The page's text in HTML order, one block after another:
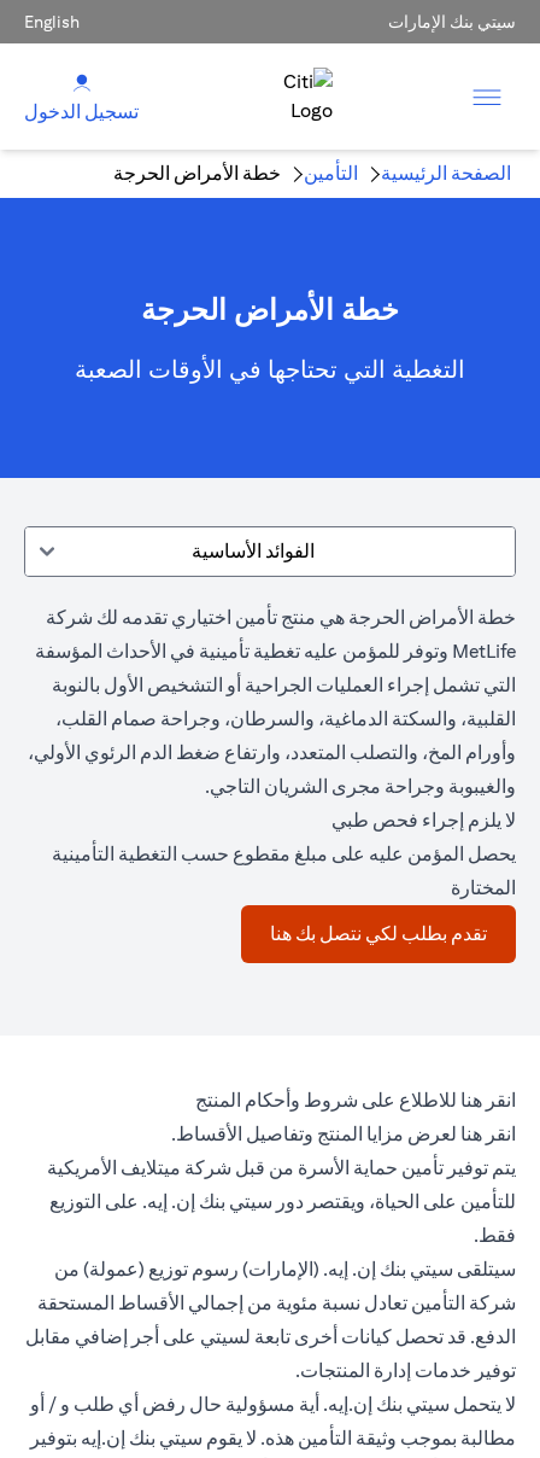
سيتي بنك الإمارات English
تسجيل الدخول
الصفحة الرئيسية التأمين خطة الأمراض الحرجة
خطة الأمراض الحرجة
التغطية التي تحتاجها في الأوقات الصعبة
الفوائد الأساسية
خطة الأمراض الحرجة هي منتج تأمين اختياري تقدمه لك شركة
MetLife وتوفر للمؤمن عليه تغطية تأمينية في الأحداث المؤسفة
التي تشمل إجراء العمليات الجراحية أو التشخيص الأول بالنوبة
القلبية، والسكتة الدماغية، والسرطان، وجراحة صمام القلب،
وأورام المخ، والتصلب المتعدد، وارتفاع ضغط الدم الرئوي الأولي،
والغيبوبة وجراحة مجرى الشريان التاجي.
لا يلزم إجراء فحص طبي
يحصل المؤمن عليه على مبلغ مقطوع حسب التغطية التأمينية
المختارة
تقدم بطلب لكي نتصل بك هنا
انقر هنا (opens in a new tab)للاطلاع على شروط وأحكام المنتج
انقر هنا (opens in a new tab)لعرض مزايا المنتج وتفاصيل الأقساط.
يتم توفير تأمين حماية الأسرة من قبل شركة ميتلايف الأمريكية
للتأمين على الحياة، ويقتصر دور سيتي بنك إن. إيه. على التوزيع
فقط.
سيتلقى سيتي بنك إن. إيه. (الإمارات) رسوم توزيع (عمولة) من
شركة التأمين تعادل نسبة مئوية من إجمالي الأقساط المستحقة
الدفع. قد تحصل كيانات أخرى تابعة لسيتي على أجر إضافي مقابل
توفير خدمات إدارة المنتجات.
لا يتحمل سيتي بنك إن.إيه. أية مسؤولية حال رفض أي طلب و / أو
مطالبة بموجب وثيقة التأمين هذه. لا يقوم سيتي بنك إن.إيه بتوفير